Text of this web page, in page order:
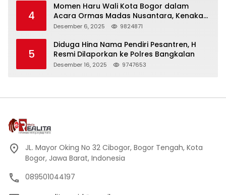
4
Momen Haru Wali Kota Bogor dalam
Acara Ormas Madas Nusantara, Kenakan
Peci Hitam Tinggi sebagai Simbol
Desember 6, 2025 9824871
5
Diduga Hina Nama Pendiri Pesantren, H
Resmi Dilaporkan ke Polres Bangkalan
Desember 16, 2025 9747653
JL. Mayor Oking No 32 Cibogor, Bogor Tengah, Kota
Bogor, Jawa Barat, Indonesia
089501044197